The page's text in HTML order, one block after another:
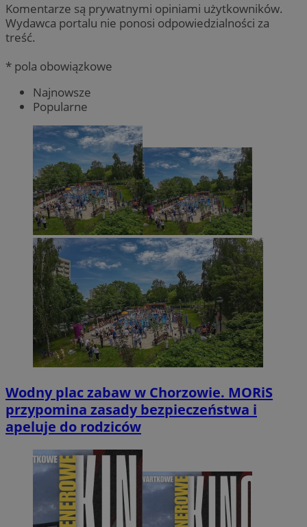
Komentarze są prywatnymi opiniami użytkowników.
Wydawca portalu nie ponosi odpowiedzialności za
treść.
* pola obowiązkowe
Najnowsze
Popularne
Wodny plac zabaw w Chorzowie. MORiS
przypomina zasady bezpieczeństwa i
apeluje do rodziców